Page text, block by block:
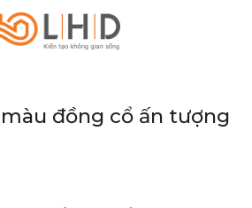
đồng cổ ấn tượng